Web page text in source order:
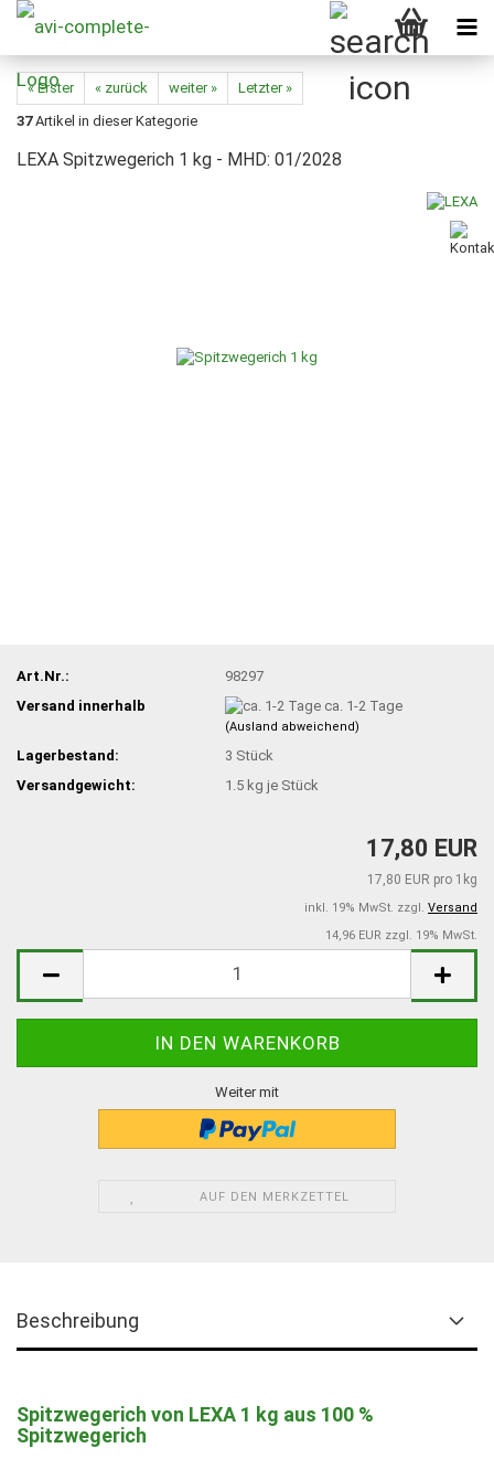
« Erster « zurück weiter »
Letzter »
37Artikel in dieser Kategorie
LEXA Spitzwegerich 1 kg - MHD: 01/2028
Art.Nr.:
98297
Versand innerhalb
ca. 1-2 Tage
(Ausland abweichend)
Lagerbestand: 3 Stück
Versandgewicht:
1.5 kg je Stück
17,80 EUR
17,80 EUR pro 1kg
inkl. 19% MwSt. zzgl. Versand
14,96 EUR zzgl. 19% MwSt.
Weiter mit
AUF DEN MERKZETTEL
Beschreibung
Spitzwegerich von LEXA 1 kg aus 100 %
Spitzwegerich